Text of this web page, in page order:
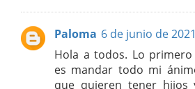
Paloma 6 de junio de
Hola a todos. Lo
es mandar todo mi
que quieren tener